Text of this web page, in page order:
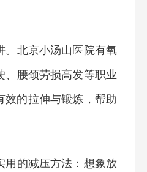
。北京小汤山医院有氧
、腰颈劳损高发等职业
的拉伸与锻炼，帮助
用的减压方法：想象放